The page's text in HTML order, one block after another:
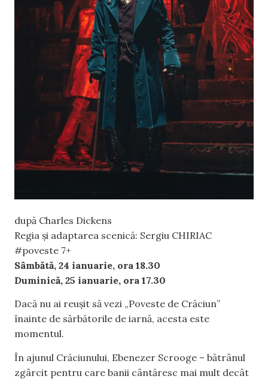
după Charles Dickens
Regia și adaptarea scenică: Sergiu CHIRIAC
#poveste 7+
Sâmbătă, 24 ianuarie, ora 18.30
Duminică, 25 ianuarie, ora 17.30
Dacă nu ai reușit să vezi „Poveste de Crăciun”
înainte de sărbătorile de iarnă, acesta este
momentul.
În ajunul Crăciunului, Ebenezer Scrooge – bătrânul
zgârcit pentru care banii cântăresc mai mult decât